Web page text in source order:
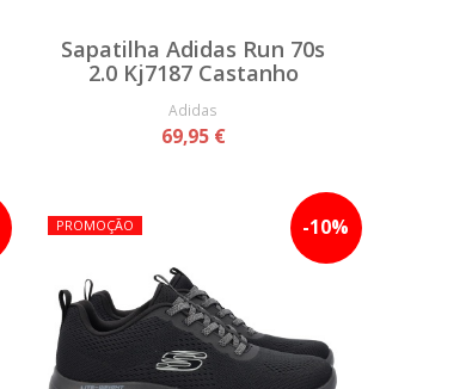
Sapatilha Adidas Run 70s
2.0 Kj7187 Castanho
Adidas
69,95 €
-10%
PROMOÇÃO